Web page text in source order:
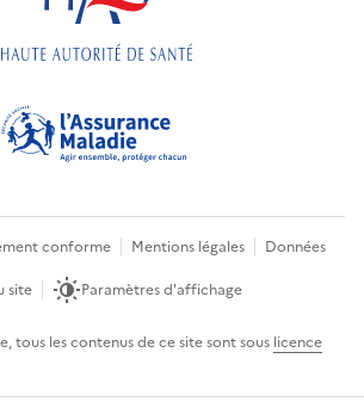
conforme Mentions légales
Données
site Paramètres d'affichage
tous les contenus de ce site sont sous licence